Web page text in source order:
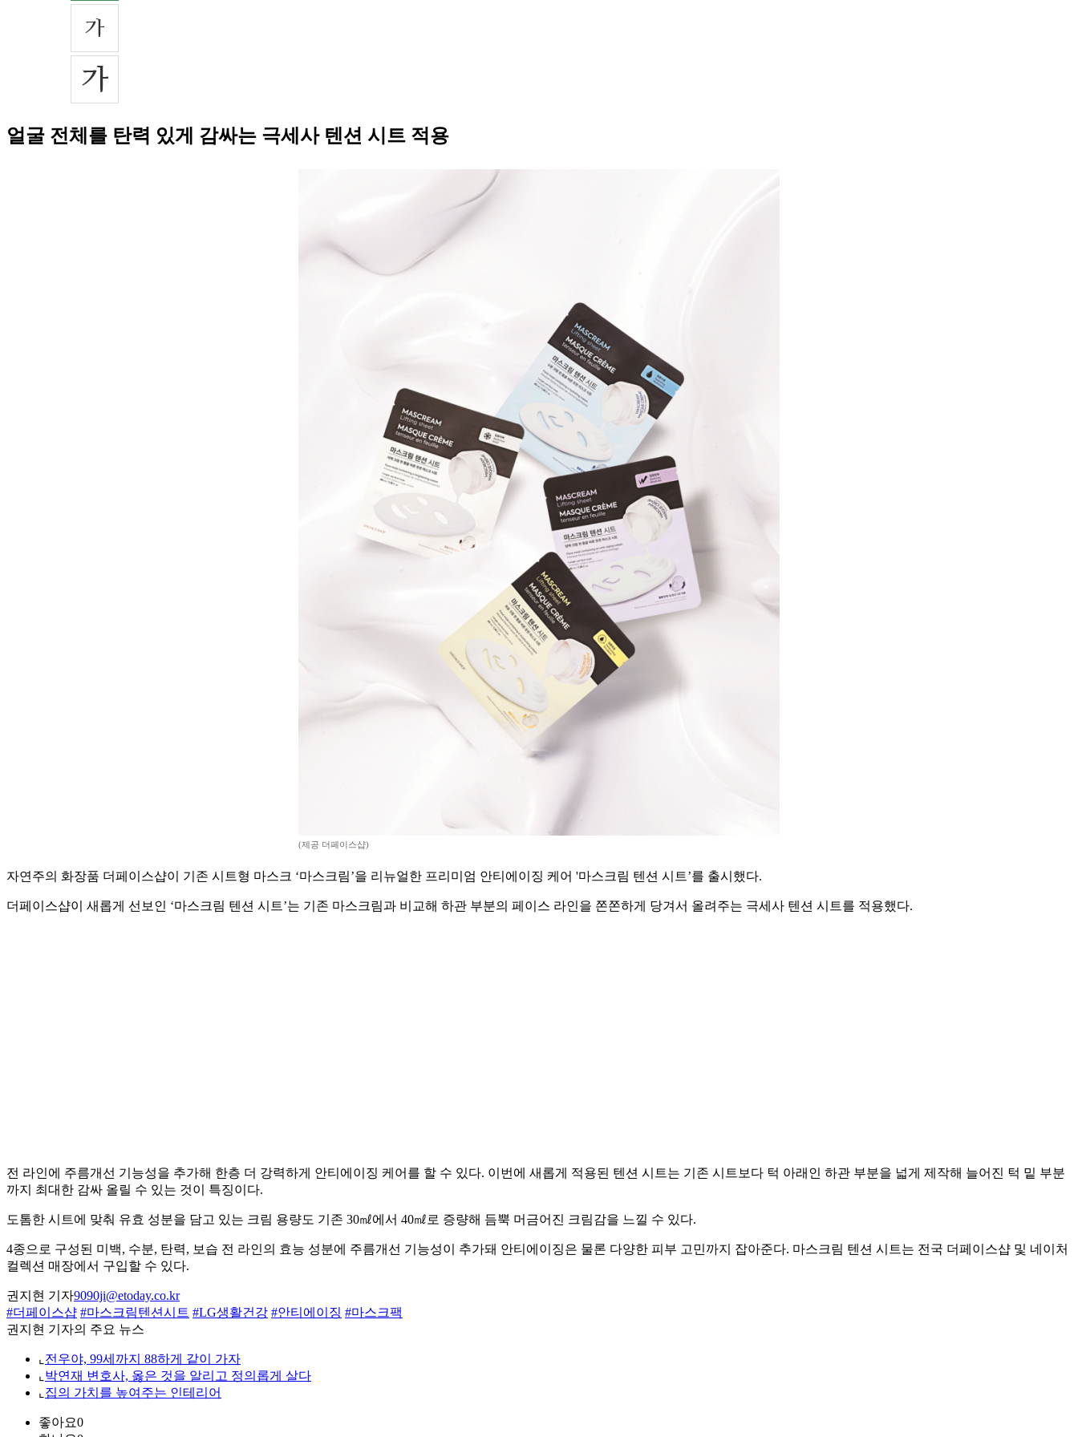
얼굴 전체를 탄력 있게 감싸는 극세사 텐션 시트 적용
(제공 더페이스샵)
자연주의 화장품 더페이스샵이 기존 시트형 마스크 ‘마스크림’을 리뉴얼한 프리미엄 안티에이징 케어 '마스크림 텐션 시트’를 출시했다.
더페이스샵이 새롭게 선보인 ‘마스크림 텐션 시트’는 기존 마스크림과 비교해 하관 부분의 페이스 라인을 쫀쫀하게 당겨서 올려주는 극세사 텐션 시트를 적용했다.
전 라인에 주름개선 기능성을 추가해 한층 더 강력하게 안티에이징 케어를 할 수 있다. 이번에 새롭게 적용된 텐션 시트는 기존 시트보다 턱 아래인 하관 부분을 넓게 제작해 늘어진 턱 밑 부분
까지 최대한 감싸 올릴 수 있는 것이 특징이다.
도톰한 시트에 맞춰 유효 성분을 담고 있는 크림 용량도 기존 30㎖에서 40㎖로 증량해 듬뿍 머금어진 크림감을 느낄 수 있다.
4종으로 구성된 미백, 수분, 탄력, 보습 전 라인의 효능 성분에 주름개선 기능성이 추가돼 안티에이징은 물론 다양한 피부 고민까지 잡아준다. 마스크림 텐션 시트는 전국 더페이스샵 및 네이처
컬렉션 매장에서 구입할 수 있다.
권지현 기자9090ji@etoday.co.kr
#더페이스샵 #마스크림텐션시트 #LG생활건강 #안티에이징 #마스크팩
권지현 기자의 주요 뉴스
⌞ 전우야, 99세까지 88하게 같이 가자
⌞ 박연재 변호사, 옳은 것을 알리고 정의롭게 살다
⌞ 집의 가치를 높여주는 인테리어
좋아요0